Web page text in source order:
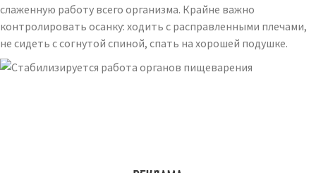
слаженную работу всего организма. Крайне важно
контролировать осанку: ходить с расправленными плечами,
не сидеть с согнутой спиной, спать на хорошей подушке.